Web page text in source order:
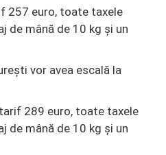
257 euro, toate taxele
de mână de 10 kg și un
vor avea escală la
289 euro, toate taxele
de mână de 10 kg și un